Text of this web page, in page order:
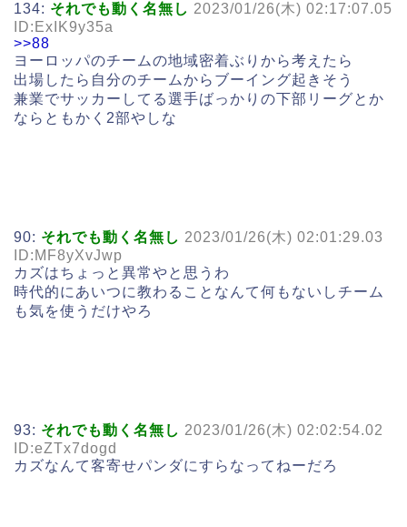
134: それでも動く名無し 2023/01/26(木) 02:17:07.05
ID:ExIK9y35a
>>88
ヨーロッパのチームの地域密着ぶりから考えたら
出場したら自分のチームからブーイング起きそう
兼業でサッカーしてる選手ばっかりの下部リーグとか
ならともかく2部やしな
90: それでも動く名無し 2023/01/26(木) 02:01:29.03
ID:MF8yXvJwp
カズはちょっと異常やと思うわ
時代的にあいつに教わることなんて何もないしチーム
も気を使うだけやろ
93: それでも動く名無し 2023/01/26(木) 02:02:54.02
ID:eZTx7dogd
カズなんて客寄せパンダにすらなってねーだろ